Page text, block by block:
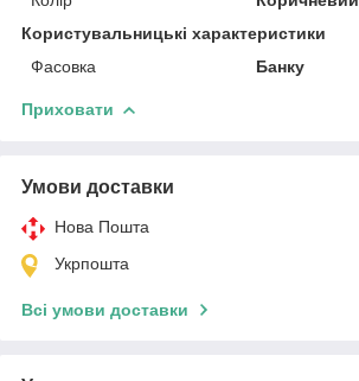
Користувальницькі характеристики
Фасовка
Банку
Приховати
Умови доставки
Нова Пошта
Укрпошта
Всі умови доставки